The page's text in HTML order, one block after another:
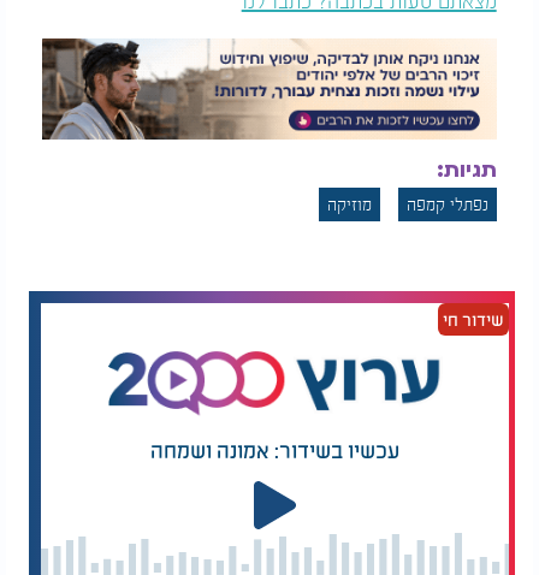
תגיות:
נפתלי קמפה מוזיקה
שידור חי
עכשיו בשידור: אמונה ושמחה